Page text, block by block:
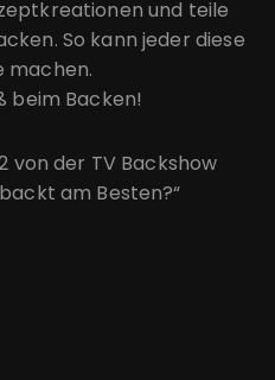
und teile
So kann jeder diese
machen.
beim Backen!
von der TV Backshow
am Besten?“